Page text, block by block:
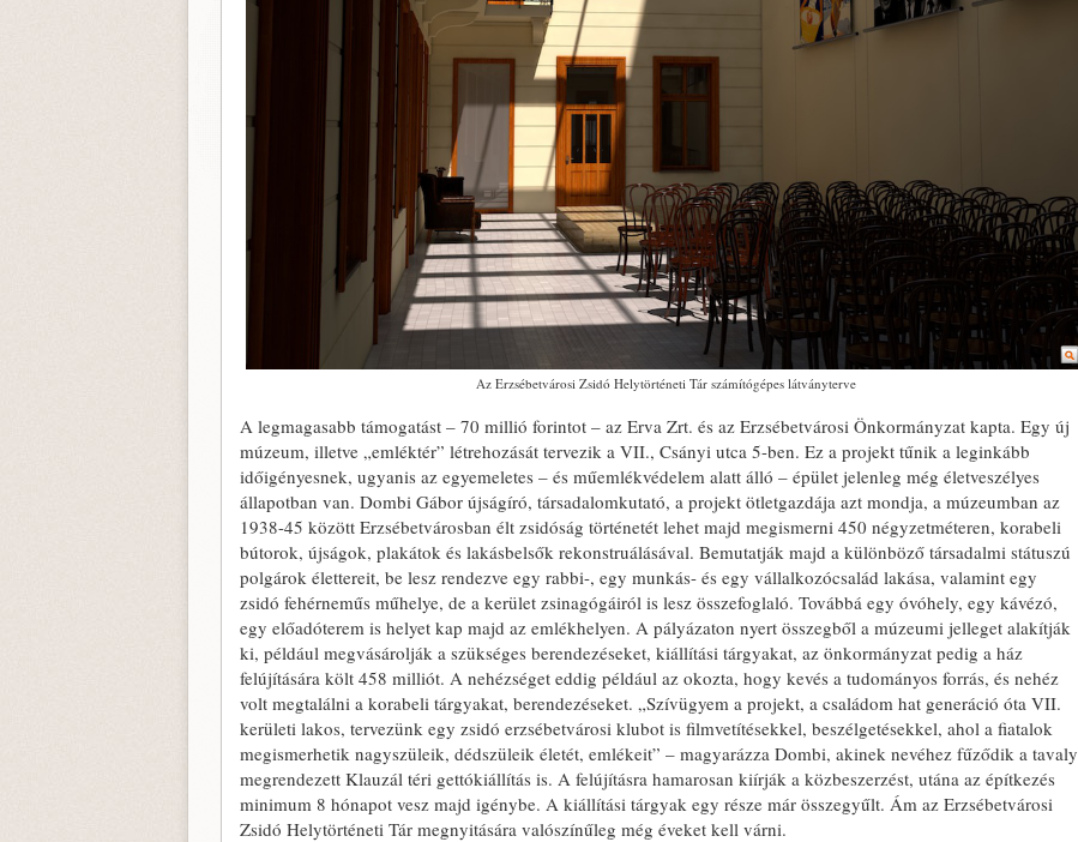
Az Erzsébetvárosi Zsidó Helytörténeti Tár számítógépes látványterve
A legmagasabb támogatást – 70 millió forintot – az Erva Zrt. és az Erzsébetvárosi Önkormányzat kapta. Egy új
múzeum, illetve „emléktér” létrehozását tervezik a VII., Csányi utca 5-ben. Ez a projekt tűnik a leginkább
időigényesnek, ugyanis az egyemeletes – és műemlékvédelem alatt álló – épület jelenleg még életveszélyes
állapotban van. Dombi Gábor újságíró, társadalomkutató, a projekt ötletgazdája azt mondja, a múzeumban az
1938-45 között Erzsébetvárosban élt zsidóság történetét lehet majd megismerni 450 négyzetméteren, korabeli
bútorok, újságok, plakátok és lakásbelsők rekonstruálásával. Bemutatják majd a különböző társadalmi státuszú
polgárok élettereit, be lesz rendezve egy rabbi-, egy munkás- és egy vállalkozócsalád lakása, valamint egy
zsidó fehérneműs műhelye, de a kerület zsinagógáiról is lesz összefoglaló. Továbbá egy óvóhely, egy kávézó,
egy előadóterem is helyet kap majd az emlékhelyen. A pályázaton nyert összegből a múzeumi jelleget alakítják
ki, például megvásárolják a szükséges berendezéseket, kiállítási tárgyakat, az önkormányzat pedig a ház
felújítására költ 458 milliót. A nehézséget eddig például az okozta, hogy kevés a tudományos forrás, és nehéz
volt megtalálni a korabeli tárgyakat, berendezéseket. „Szívügyem a projekt, a családom hat generáció óta VII.
kerületi lakos, tervezünk egy zsidó erzsébetvárosi klubot is filmvetítésekkel, beszélgetésekkel, ahol a fiatalok
megismerhetik nagyszüleik, dédszüleik életét, emlékeit” – magyarázza Dombi, akinek nevéhez fűződik a tavaly
megrendezett Klauzál téri gettókiállítás is. A felújításra hamarosan kiírják a közbeszerzést, utána az építkezés
minimum 8 hónapot vesz majd igénybe. A kiállítási tárgyak egy része már összegyűlt. Ám az Erzsébetvárosi
Zsidó Helytörténeti Tár megnyitására valószínűleg még éveket kell várni.